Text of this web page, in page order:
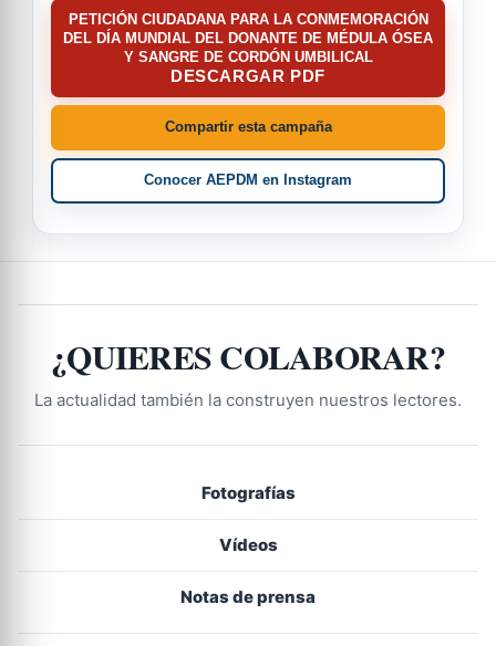
PETICIÓN CIUDADANA PARA LA CONMEMORACIÓN
DEL DÍA MUNDIAL DEL DONANTE DE MÉDULA ÓSEA
Y SANGRE DE CORDÓN UMBILICAL
DESCARGAR PDF
Compartir esta campaña
Conocer AEPDM en Instagram
¿QUIERES COLABORAR?
La actualidad también la construyen nuestros lectores.
Fotografías
Vídeos
Notas de prensa